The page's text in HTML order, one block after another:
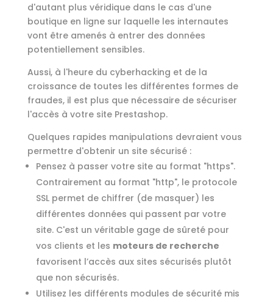
d'autant plus véridique dans le cas d'une
boutique en ligne sur laquelle les internautes
vont être amenés à entrer des données
potentiellement sensibles.
Aussi, à l'heure du cyberhacking et de la
croissance de toutes les différentes formes de
fraudes, il est plus que nécessaire de sécuriser
l'accès à votre site Prestashop.
Quelques rapides manipulations devraient vous
permettre d'obtenir un site sécurisé :
Pensez à passer votre site au format "https".
Contrairement au format "http", le protocole
SSL permet de chiffrer (de masquer) les
différentes données qui passent par votre
site. C'est un véritable gage de sûreté pour
vos clients et les moteurs de recherche
favorisent l’accès aux sites sécurisés plutôt
que non sécurisés.
Utilisez les différents modules de sécurité mis